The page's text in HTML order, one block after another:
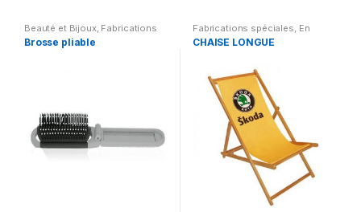
Beauté et Bijoux, Fabrications
spéciales
Brosse pliable
Fabrications spéciales En
extérieur , Maison
CHAISE LONGUE